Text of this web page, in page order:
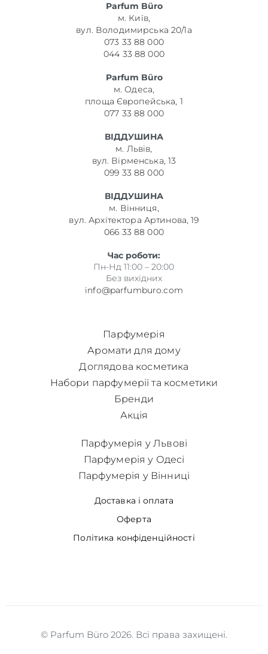
Parfum Büro
м. Київ,
вул. Володимирська 20/1а
073 33 88 000
044 33 88 000
Parfum Büro
м. Одеса,
площа Європейська, 1
077 33 88 000
ВІДДУШИНА
м. Львів,
вул. Вірменська, 13
099 33 88 000
ВІДДУШИНА
м. Вінниця,
вул. Архітектора Артинова, 19
066 33 88 000
Час роботи:
Пн-Нд 11:00 – 20:00
Без вихідних
info@parfumburo.com
Парфумерія
Аромати для дому
Доглядова косметика
Набори парфумерії та косметики
Бренди
Акція
Доставка і оплата
Оферта
Політика конфіденційності
Парфумерія у Львові
Парфумерія у Одесі
Парфумерія у Вінниці
© Parfum Büro 2026. Всі права захищені.